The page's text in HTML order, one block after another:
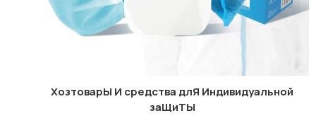
XозтоварЫ И средства длЯ Индивидуальной
заЩиTЫ